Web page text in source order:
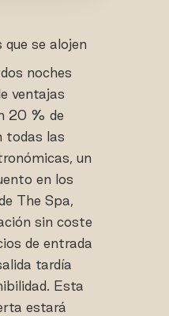
que se alojen
noches
ventajas
20 % de
todas las
un
en los
The Spa,
sin coste
de entrada
tardía
Esta
estará